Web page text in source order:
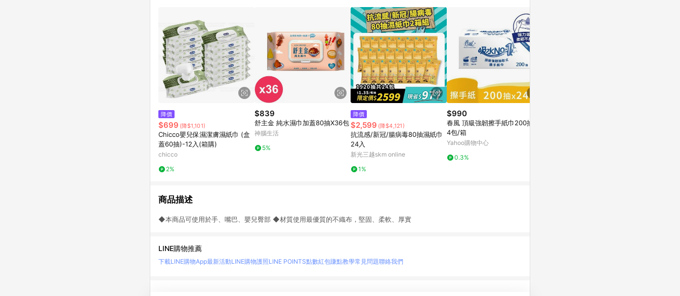
降價
$699 (降$1,101)
Chicco嬰兒保濕潔膚濕紙巾 (盒
蓋60抽)-12入(箱購)
chicco
2%
$839
舒主金 純水濕巾加蓋80抽X36包
神腦生活
5%
降價
$2,599 (降$4,121)
抗流感/新冠/腸病毒80抽濕紙巾
24入
新光三越skm online
1%
$990
春風 頂級強韌擦手紙巾200抽x2
4包/箱
Yahoo購物中心
0.3%
商品描述
◆本商品可使用於手、嘴巴、嬰兒臀部 ◆材質使用最優質的不織布，堅固、柔軟、厚實
LINE購物推薦
下載LINE購物App最新活動LINE購物護照LINE POINTS點數紅包賺點教學常見問題聯絡我們